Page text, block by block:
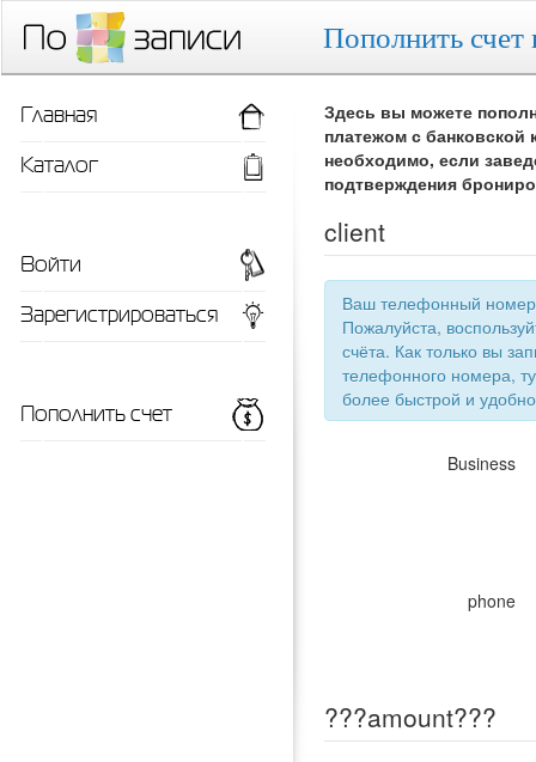
Пополнить счет
Здесь вы можете
платежом с
необходимо, если
подтверждения
client
Ваш телефонный номер
Пожалуйста,
счёта. Как только вы
телефонного номера,
более
Business
phone
???amount???
Главная
Каталог
Войти
Зарегистрироваться
Пополнить счет